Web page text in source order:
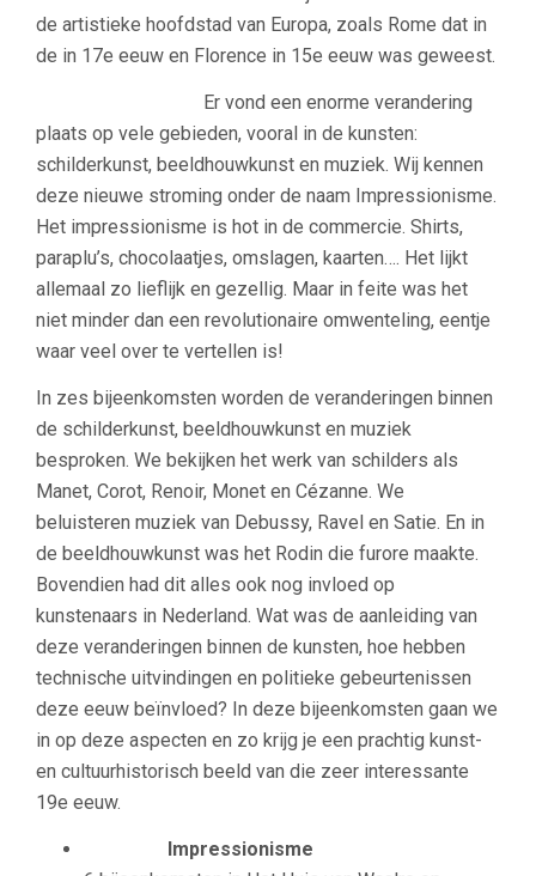
de artistieke hoofdstad van Europa, zoals Rome dat in
de in 17e eeuw en Florence in 15e eeuw was geweest.
Er vond een enorme verandering
plaats op vele gebieden, vooral in de kunsten:
schilderkunst, beeldhouwkunst en muziek. Wij kennen
deze nieuwe stroming onder de naam Impressionisme.
Het impressionisme is hot in de commercie. Shirts,
paraplu’s, chocolaatjes, omslagen, kaarten…. Het lijkt
allemaal zo lieflijk en gezellig. Maar in feite was het
niet minder dan een revolutionaire omwenteling, eentje
waar veel over te vertellen is!
In zes bijeenkomsten worden de veranderingen binnen
de schilderkunst, beeldhouwkunst en muziek
besproken. We bekijken het werk van schilders als
Manet, Corot, Renoir, Monet en Cézanne. We
beluisteren muziek van Debussy, Ravel en Satie. En in
de beeldhouwkunst was het Rodin die furore maakte.
Bovendien had dit alles ook nog invloed op
kunstenaars in Nederland. Wat was de aanleiding van
deze veranderingen binnen de kunsten, hoe hebben
technische uitvindingen en politieke gebeurtenissen
deze eeuw beïnvloed? In deze bijeenkomsten gaan we
in op deze aspecten en zo krijg je een prachtig kunst-
en cultuurhistorisch beeld van die zeer interessante
19e eeuw.
Impressionisme